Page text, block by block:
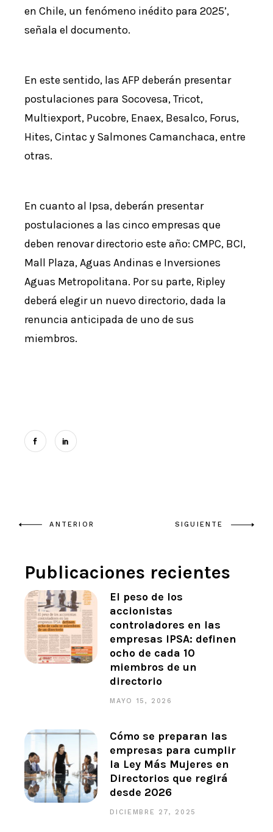
en Chile, un fenómeno inédito para 2025’,
señala el documento.
En este sentido, las AFP deberán presentar
postulaciones para Socovesa, Tricot,
Multiexport, Pucobre, Enaex, Besalco, Forus,
Hites, Cintac y Salmones Camanchaca, entre
otras.
En cuanto al Ipsa, deberán presentar
postulaciones a las cinco empresas que
deben renovar directorio este año: CMPC, BCI,
Mall Plaza, Aguas Andinas e Inversiones
Aguas Metropolitana. Por su parte, Ripley
deberá elegir un nuevo directorio, dada la
renuncia anticipada de uno de sus
miembros.
ANTERIOR SIGUIENTE
Publicaciones recientes
El peso de los
accionistas
controladores en las
empresas IPSA: definen
ocho de cada 10
miembros de un
directorio
MAYO 15, 2026
Cómo se preparan las
empresas para cumplir
la Ley Más Mujeres en
Directorios que regirá
desde 2026
DICIEMBRE 27, 2025